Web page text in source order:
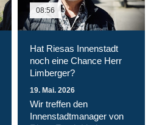
08:56
Hat Riesas Innenstadt
noch eine Chance Herr
Limberger?
19. Mai. 2026
Wir treffen den
Innenstadtmanager von